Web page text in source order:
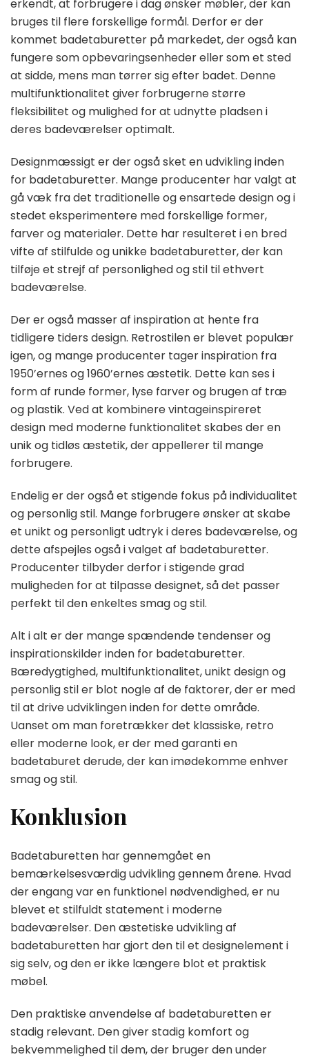
erkendt, at forbrugere i dag ønsker møbler, der kan
bruges til flere forskellige formål. Derfor er der
kommet badetaburetter på markedet, der også kan
fungere som opbevaringsenheder eller som et sted
at sidde, mens man tørrer sig efter badet. Denne
multifunktionalitet giver forbrugerne større
fleksibilitet og mulighed for at udnytte pladsen i
deres badeværelser optimalt.
Designmæssigt er der også sket en udvikling inden
for badetaburetter. Mange producenter har valgt at
gå væk fra det traditionelle og ensartede design og i
stedet eksperimentere med forskellige former,
farver og materialer. Dette har resulteret i en bred
vifte af stilfulde og unikke badetaburetter, der kan
tilføje et strejf af personlighed og stil til ethvert
badeværelse.
Der er også masser af inspiration at hente fra
tidligere tiders design. Retrostilen er blevet populær
igen, og mange producenter tager inspiration fra
1950’ernes og 1960’ernes æstetik. Dette kan ses i
form af runde former, lyse farver og brugen af træ
og plastik. Ved at kombinere vintageinspireret
design med moderne funktionalitet skabes der en
unik og tidløs æstetik, der appellerer til mange
forbrugere.
Endelig er der også et stigende fokus på individualitet
og personlig stil. Mange forbrugere ønsker at skabe
et unikt og personligt udtryk i deres badeværelse, og
dette afspejles også i valget af badetaburetter.
Producenter tilbyder derfor i stigende grad
muligheden for at tilpasse designet, så det passer
perfekt til den enkeltes smag og stil.
Alt i alt er der mange spændende tendenser og
inspirationskilder inden for badetaburetter.
Bæredygtighed, multifunktionalitet, unikt design og
personlig stil er blot nogle af de faktorer, der er med
til at drive udviklingen inden for dette område.
Uanset om man foretrækker det klassiske, retro
eller moderne look, er der med garanti en
badetaburet derude, der kan imødekomme enhver
smag og stil.
Konklusion
Badetaburetten har gennemgået en
bemærkelsesværdig udvikling gennem årene. Hvad
der engang var en funktionel nødvendighed, er nu
blevet et stilfuldt statement i moderne
badeværelser. Den æstetiske udvikling af
badetaburetten har gjort den til et designelement i
sig selv, og den er ikke længere blot et praktisk
møbel.
Den praktiske anvendelse af badetaburetten er
stadig relevant. Den giver stadig komfort og
bekvemmelighed til dem, der bruger den under